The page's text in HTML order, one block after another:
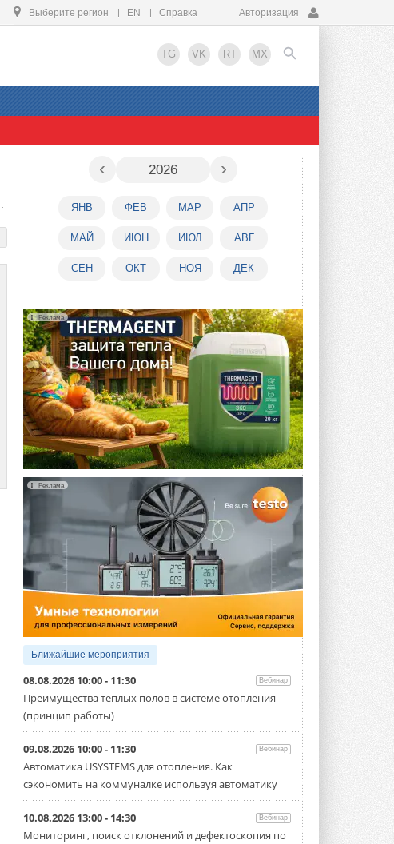
Выберите регион EN Справка Авторизация
TG VK RT MX
EN
‹ 2026 ›
ЯНВ ФЕВ МАР АПР
МАЙ ИЮН ИЮЛ АВГ
СЕН ОКТ НОЯ ДЕК
Реклама
Реклама
Ближайшие мероприятия
08.08.2026 10:00 - 11:30 Вебинар
Преимущества теплых полов в системе отопления
(принцип работы)
09.08.2026 10:00 - 11:30 Вебинар
Автоматика USYSTEMS для отопления. Как
сэкономить на коммуналке используя автоматику
10.08.2026 13:00 - 14:30 Вебинар
Мониторинг, поиск отклонений и дефектоскопия по